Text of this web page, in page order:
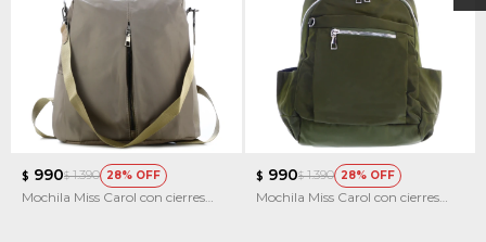
$ 990$ 1.390 28
Mochila Miss Carol con cierres
$ 990$ 1.390 28
Mochila Miss Carol con cierres